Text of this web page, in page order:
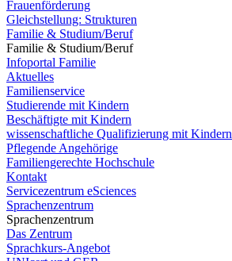
Frauenförderung
Gleichstellung: Strukturen
Familie & Studium/Beruf
Familie & Studium/Beruf
Infoportal Familie
Aktuelles
Familienservice
Studierende mit Kindern
Beschäftigte mit Kindern
wissenschaftliche Qualifizierung mit Kindern
Pflegende Angehörige
Familiengerechte Hochschule
Kontakt
Servicezentrum eSciences
Sprachenzentrum
Sprachenzentrum
Das Zentrum
Sprachkurs-Angebot